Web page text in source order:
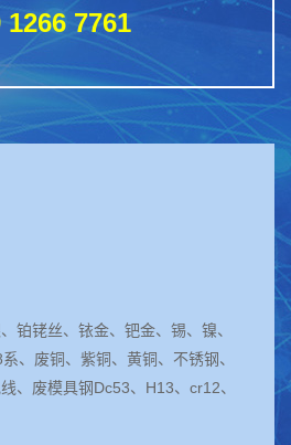
1266 7761
铂铑丝、铱金、钯金、锡、镍、
、废铜、紫铜、黄铜、不锈钢、
、废模具钢Dc53、H13、cr12、